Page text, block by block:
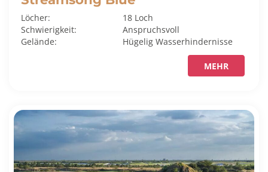
Löcher:
18 Loch
Schwierigkeit:
Anspruchsvoll
Gelände:
HügeligWasserhindernisse
MEHR